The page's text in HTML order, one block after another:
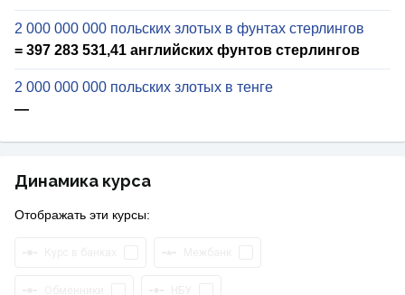
2 000 000 000 польских злотых в фунтах стерлингов
= 397 283 531,41 английских фунтов стерлингов
2 000 000 000 польских злотых в тенге
—
Динамика курса
Отображать эти курсы: